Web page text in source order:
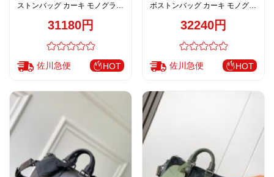
ストンバッグ カーキ モノグラム
31180円
佐川急便 HOT
ボストンバッグ カーキ モノグラ
32240円
佐川急便 HOT